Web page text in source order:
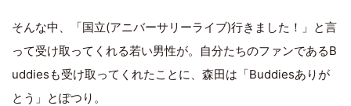
そんな中、「国立(アニバーサリーライブ)行きました！」と言
って受け取ってくれる若い男性が。自分たちのファンであるB
uddiesも受け取ってくれたことに、森田は「Buddiesありが
とう」とぽつり。